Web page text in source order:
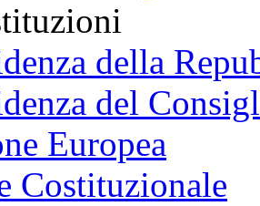
della
del
Europea
Costituzionale